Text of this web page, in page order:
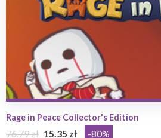
Rage in Peace Collector's Edition
76.79 zł 15.35 zł -80%